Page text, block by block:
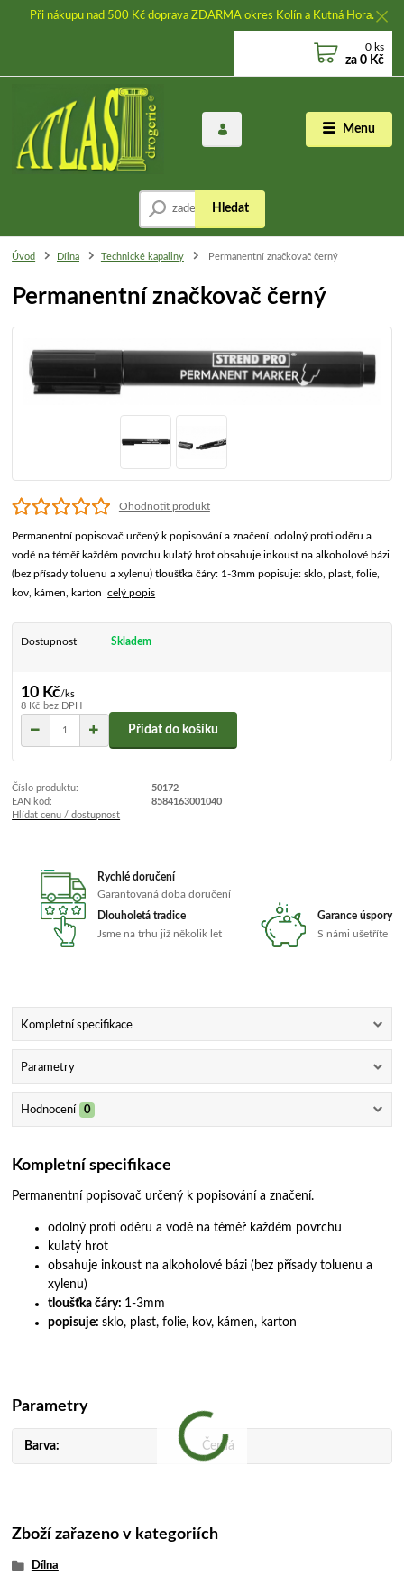
Při nákupu nad 500 Kč doprava ZDARMA okres Kolín a Kutná Hora.
Menu
Hledat
0 ks
za 0 Kč
Úvod Dílna Technické kapaliny Permanentní značkovač černý
Permanentní značkovač černý
Ohodnotit produkt
Permanentní popisovač určený k popisování a značení. odolný proti oděru a
vodě na téměř každém povrchu kulatý hrot obsahuje inkoust na alkoholové bázi
(bez přísady toluenu a xylenu) tloušťka čáry: 1-3mm popisuje: sklo, plast, folie,
kov, kámen, kartoncelý popis
Dostupnost Skladem
10 Kč/ks
8 Kč bez DPH
Přidat do košíku
Číslo produktu:
50172
EAN kód:
8584163001040
Hlídat cenu / dostupnost
Rychlé doručení
Garantovaná doba doručení
Dlouholetá tradice
Jsme na trhu již několik let
Garance úspory
S námi ušetříte
Kompletní specifikace
Parametry
Hodnocení 0
Kompletní specifikace
Permanentní popisovač určený k popisování a značení.
odolný proti oděru a vodě na téměř každém povrchu
kulatý hrot
obsahuje inkoust na alkoholové bázi (bez přísady toluenu a
xylenu)
tloušťka čáry: 1-3mm
popisuje:sklo, plast, folie, kov, kámen, karton
Parametry
Barva Černá
Zboží zařazeno v kategoriích
Dílna